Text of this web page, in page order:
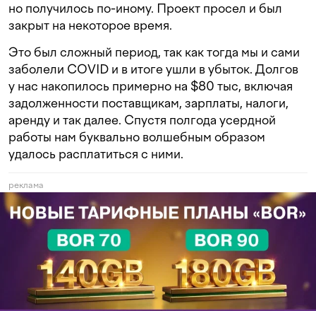
но получилось по-иному. Проект просел и был
закрыт на некоторое время.
Это был сложный период, так как тогда мы и сами
заболели COVID и в итоге ушли в убыток. Долгов
у нас накопилось примерно на $80 тыс, включая
задолженности поставщикам, зарплаты, налоги,
аренду и так далее. Спустя полгода усердной
работы нам буквально волшебным образом
удалось расплатиться с ними.
реклама